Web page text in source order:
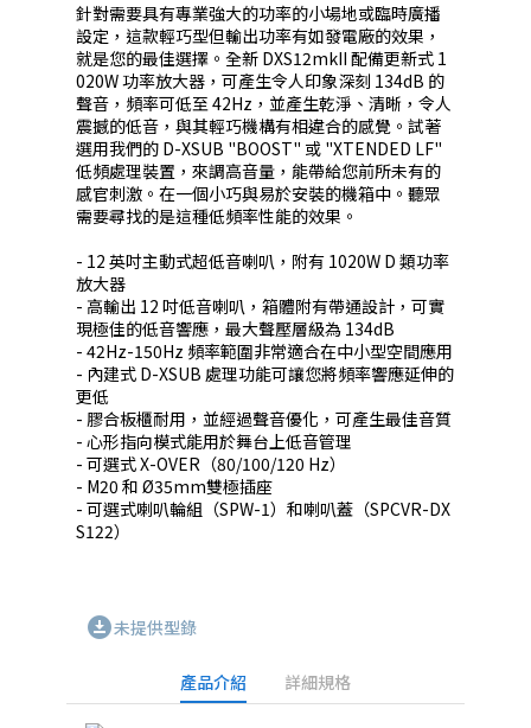
針對需要具有專業強大的功率的小場地或臨時廣播
設定，這款輕巧型但輸出功率有如發電廠的效果，
就是您的最佳選擇。全新 DXS12mkII 配備更新式 1
020W 功率放大器，可產生令人印象深刻 134dB 的
聲音，頻率可低至 42Hz，並產生乾淨、清晰，令人
震撼的低音，與其輕巧機構有相違合的感覺。試著
選用我們的 D-XSUB "BOOST" 或 "XTENDED LF"
低頻處理裝置，來調高音量，能帶給您前所未有的
感官刺激。在一個小巧與易於安裝的機箱中。聽眾
需要尋找的是這種低頻率性能的效果。
- 12 英吋主動式超低音喇叭，附有 1020W D 類功率
放大器
- 高輸出 12 吋低音喇叭，箱體附有帶通設計，可實
現極佳的低音響應，最大聲壓層級為 134dB
- 42Hz-150Hz 頻率範圍非常適合在中小型空間應用
- 內建式 D-XSUB 處理功能可讓您將頻率響應延伸的
更低
- 膠合板櫃耐用，並經過聲音優化，可產生最佳音質
- 心形指向模式能用於舞台上低音管理
- 可選式 X-OVER（80/100/120 Hz）
- M20 和 Ø35mm雙極插座
- 可選式喇叭輪組（SPW-1）和喇叭蓋（SPCVR-DX
S122）
download_for_offline未提供型錄
產品介紹 詳細規格